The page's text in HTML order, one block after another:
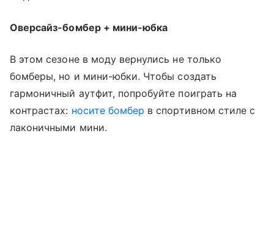
Оверсайз-бомбер + мини-юбка
В этом сезоне в моду вернулись не только
бомберы, но и мини-юбки. Чтобы создать
гармоничный аутфит, попробуйте поиграть на
контрастах: носите бомбер в спортивном стиле с
лаконичными мини.